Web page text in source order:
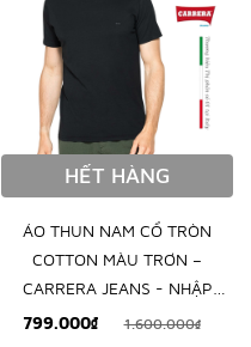
HẾT HÀNG
ÁO THUN NAM CỔ TRÒN
COTTON MÀU TRƠN –
CARRERA JEANS - NHẬP
KHẨU CHÍNH HÃNG TỪ Ý
799.000₫ 1.600.000₫